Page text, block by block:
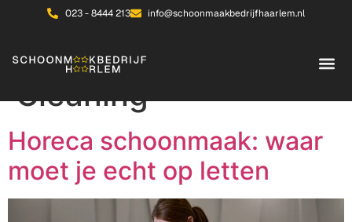
023 - 8444 213 info@schoonmaakbedrijfhaarlem.nl
Category:
Cleaning
Horeca schoonmaak: waar
moet je echt op letten